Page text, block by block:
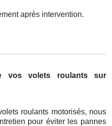
après intervention.
vos volets roulants sur
roulants motorisés, nous
pour éviter les pannes